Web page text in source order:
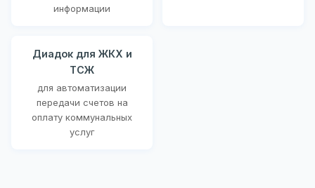
информации
Диадок для ЖКХ и
ТСЖ
для автоматизации
передачи счетов на
оплату коммунальных
услуг